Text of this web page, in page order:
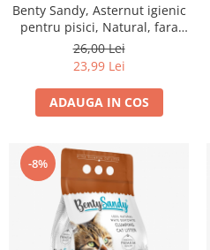
Benty Sandy, Asternut igienic
pentru pisici, Natural, fara
aroma 5l
26,00 Lei
23,99 Lei
ADAUGA IN COS
-8%